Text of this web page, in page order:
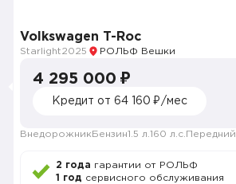
Volkswagen T-Roc
Starlight2025 РОЛЬФ Вешки
4 295 000 ₽
Кредит от 64 160 ₽/мес
Внедорожник Бензин1.5 л. 160 л.с. Передний
2 года гарантии от РОЛЬФ
1 год сервисного обслуживания